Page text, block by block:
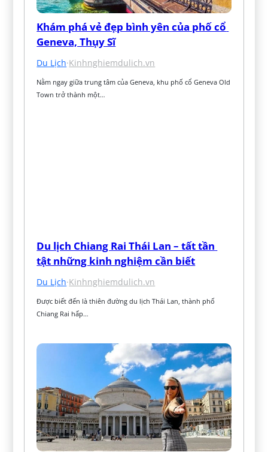
Khám phá vẻ đẹp bình yên của phố cổ
Geneva, Thụy Sĩ
Du Lịch·Kinhnghiemdulich.vn
Nằm ngay giữa trung tâm của Geneva, khu phố cổ Geneva Old
Town trở thành một…
Du lịch Chiang Rai Thái Lan – tất tần
tật những kinh nghiệm cần biết
Du Lịch·Kinhnghiemdulich.vn
Được biết đến là thiên đường du lịch Thái Lan, thành phố
Chiang Rai hấp…